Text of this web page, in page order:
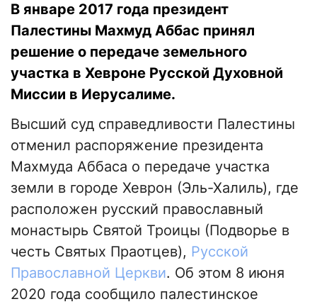
В январе 2017 года президент
Палестины Махмуд Аббас принял
решение о передаче земельного
участка в Хевроне Русской Духовной
Миссии в Иерусалиме.
Высший суд справедливости Палестины
отменил распоряжение президента
Махмуда Аббаса о передаче участка
земли в городе Хеврон (Эль-Халиль), где
расположен русский православный
монастырь Святой Троицы (Подворье в
честь Святых Праотцев), Русской
Православной Церкви. Об этом 8 июня
2020 года сообщило палестинское